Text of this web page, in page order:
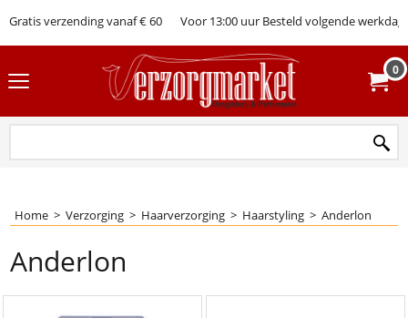
Gratis verzending vanaf € 60 Voor 13:00 uur Besteld volgende werkdag
0
Home > Verzorging > Haarverzorging > Haarstyling > Anderlon
Anderlon